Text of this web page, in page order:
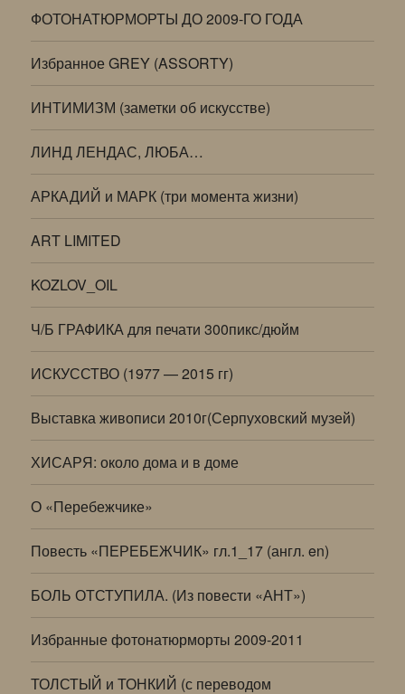
ФОТОНАТЮРМОРТЫ ДО 2009-ГО ГОДА
Избранное GREY (ASSORTY)
ИНТИМИЗМ (заметки об искусстве)
ЛИНД ЛЕНДАС, ЛЮБА…
АРКАДИЙ и МАРК (три момента жизни)
ART LIMITED
KOZLOV_OIL
Ч/Б ГРАФИКА для печати 300пикс/дюйм
ИСКУССТВО (1977 — 2015 гг)
Выставка живописи 2010г(Серпуховский музей)
ХИСАРЯ: около дома и в доме
О «Перебежчике»
Повесть «ПЕРЕБЕЖЧИК» гл.1_17 (англ. en)
БОЛЬ ОТСТУПИЛА. (Из повести «АНТ»)
Избранные фотонатюрморты 2009-2011
ТОЛСТЫЙ и ТОНКИЙ (с переводом